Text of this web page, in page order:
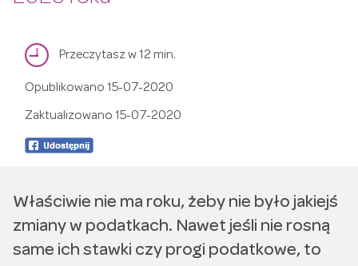
Przeczytasz w 12 min.
Opublikowano 15-07-2020
Zaktualizowano 15-07-2020
Właściwie nie ma roku, żeby nie było jakiejś
zmiany w podatkach. Nawet jeśli nie rosną
same ich stawki czy progi podatkowe, to